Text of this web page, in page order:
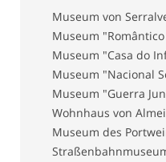
Museum von
Museum
Museum "Casa do
Museum "Nacional
Museum "Guerra
Wohnhaus von
Museum des